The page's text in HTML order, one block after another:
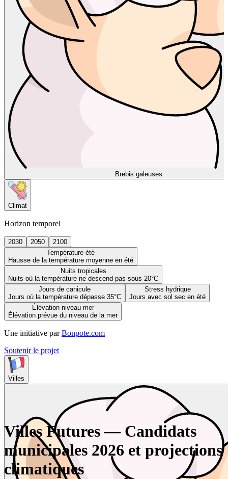
Brebis galeuses
Climat
Horizon temporel
2030 2050
2100
Température été
Hausse de la température moyenne en été
Nuits tropicales
Nuits où la température ne descend pas sous 20°C
Jours de canicule
Jours où la température dépasse 35°C
Stress hydrique
Jours avec sol sec en été
Élévation niveau mer
Élévation prévue du niveau de la mer
Une initiative par Bonpote.com
Soutenir le projet
Villes
Villes Futures — Candidats
municipales 2026 et projections
climatiques